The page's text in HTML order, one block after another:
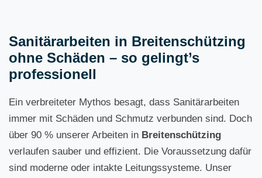
Sanitärarbeiten in Breitenschützing
ohne Schäden – so gelingt’s
professionell
Ein verbreiteter Mythos besagt, dass Sanitärarbeiten
immer mit Schäden und Schmutz verbunden sind. Doch
über 90 % unserer Arbeiten in Breitenschützing
verlaufen sauber und effizient. Die Voraussetzung dafür
sind moderne oder intakte Leitungssysteme. Unser